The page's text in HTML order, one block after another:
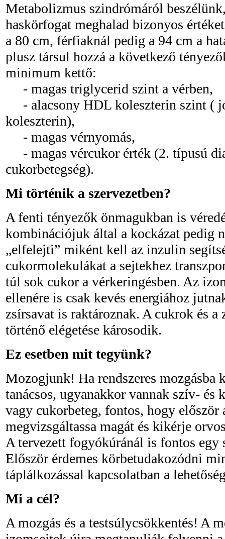
Metabolizmus szindrómáról
haskörfogat meghalad bizonyos
a 80 cm, férfiaknál pedig a 94 cm a
plusz társul hozzá a következő
minimum kettő:
- magas triglycerid szint a vérben,
- alacsony HDL koleszterin szint (
koleszterin),
- magas vérnyomás,
- magas vércukor érték (2. típusú
cukorbetegség).
Mi történik a szervezetben?
A fenti tényezők önmagukban is
kombinációjuk által a kockázat pedig
„elfelejti” miként kell az inzulin
cukormolekulákat a sejtekhez
túl sok cukor a vérkeringésben. Az
ellenére is csak kevés energiához
zsírsavat is raktároznak. A cukrok és
történő elégetése károsodik.
Ez esetben mit tegyünk?
Mozogjunk! Ha rendszeres mozgásba
tanácsos, ugyanakkor vannak szív- és
vagy cukorbeteg, fontos, hogy először
megvizsgáltassa magát és kikérje
A tervezett fogyókúránál is fontos egy
Először érdemes körbetudakozódni
táplálkozással kapcsolatban a
Mi a cél?
A mozgás és a testsúlycsökkentés! A